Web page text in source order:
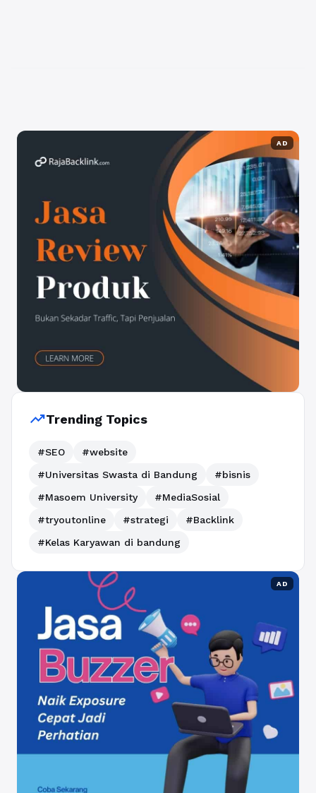
AD
trending_upTrending Topics
#SEO
#website
#Universitas Swasta di Bandung
#bisnis
#Masoem University
#MediaSosial
#tryoutonline
#strategi
#Backlink
#Kelas Karyawan di bandung
AD